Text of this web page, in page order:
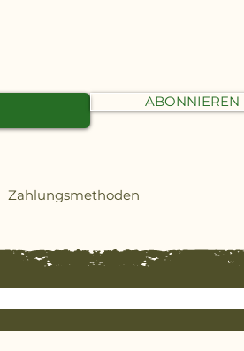
ABONNIEREN
Zahlungsmethoden